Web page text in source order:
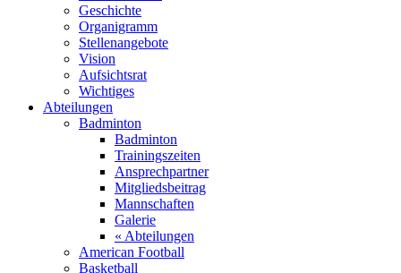
Geschichte
Organigramm
Stellenangebote
Vision
Aufsichtsrat
Wichtiges
Abteilungen
Badminton
Badminton
Trainingszeiten
Ansprechpartner
Mitgliedsbeitrag
Mannschaften
Galerie
« Abteilungen
American Football
Basketball